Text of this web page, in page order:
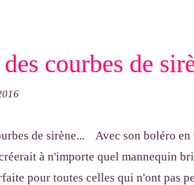
courbes de
Avec son boléro
à n'importe quel mannequin
pour toutes celles qui n'ont pas